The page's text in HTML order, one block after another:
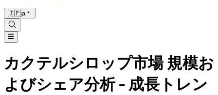
🇯🇵ja
カクテルシロップ市場 規模お
よびシェア分析 - 成長トレン